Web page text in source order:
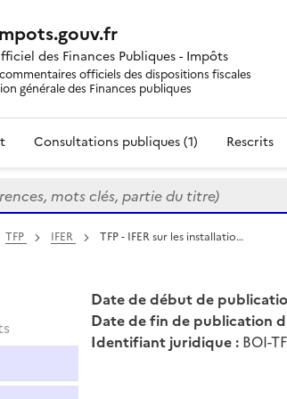
des Finances Publiques - Impôts
officiels des dispositions fiscales
générale des Finances publiques
Consultations publiques (1) Rescrits
mots clés, partie du titre)
TFP IFER TFP - IFER sur les installatio…
Date de début de
Date de fin de publication
Identifiant juridique : BOI-